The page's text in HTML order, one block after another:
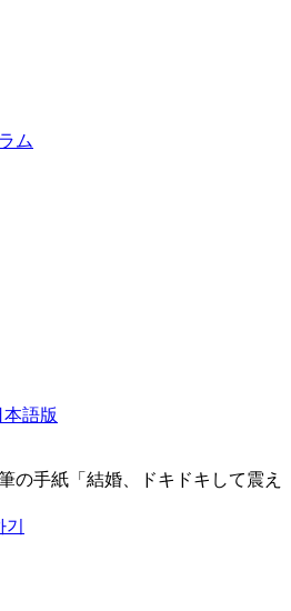
ム
本語版
の手紙「結婚、ドキドキして震え